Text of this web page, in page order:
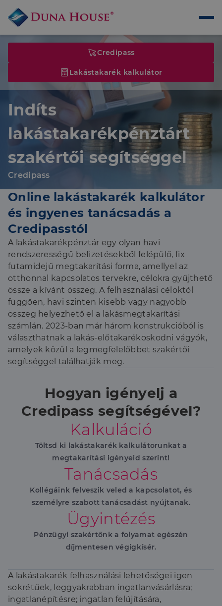
Credipass
Lakástakarék kalkulátor
Indíts
lakástakarékpénztárt
szakértői segítséggel
Credipass
Online lakástakarék kalkulátor
és ingyenes tanácsadás a
Credipasstól
A lakástakarékpénztár egy olyan havi
rendszerességű befizetésekből felépülő, fix
futamidejű megtakarítási forma, amellyel az
otthonnal kapcsolatos tervekre, célokra gyűjthető
össze a kívánt összeg. A felhasználási céloktól
függően, havi szinten kisebb vagy nagyobb
összeg helyezhető el a lakásmegtakarítási
számlán. 2023-ban már három konstrukcióból is
választhatnak a lakás-előtakarékoskodni vágyók,
amelyek közül a legmegfelelőbbet szakértői
segítséggel találhatják meg.
Hogyan igényelj a
Credipass segítségével?
Kalkuláció
Töltsd ki lakástakarék kalkulátorunkat a
megtakarítási igényeid szerint!
Tanácsadás
Kollégáink felveszik veled a kapcsolatot, és
személyre szabott tanácsadást nyújtanak.
Ügyintézés
Pénzügyi szakértőnk a folyamat egészén
díjmentesen végigkísér.
A lakástakarék felhasználási lehetőségei igen
sokrétűek, leggyakrabban ingatlanvásárlásra;
ingatlanépítésre; ingatlan felújítására,